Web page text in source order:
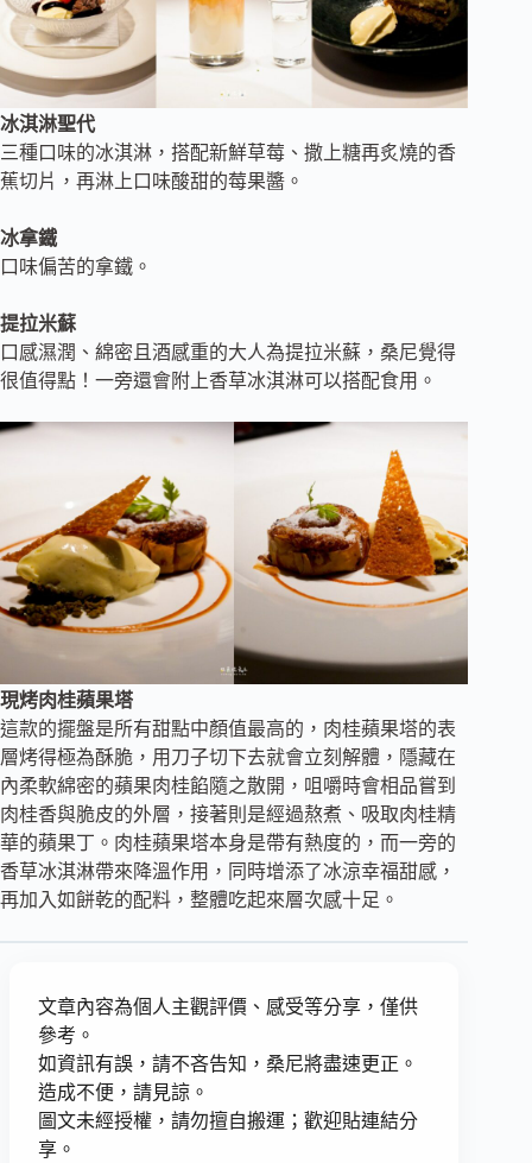
冰淇淋聖代
三種口味的冰淇淋，搭配新鮮草莓、撒上糖再炙燒的香
蕉切片，再淋上口味酸甜的莓果醬。
冰拿鐵
口味偏苦的拿鐵。
提拉米蘇
口感濕潤、綿密且酒感重的大人為提拉米蘇，桑尼覺得
很值得點！一旁還會附上香草冰淇淋可以搭配食用。
現烤肉桂蘋果塔
這款的擺盤是所有甜點中顏值最高的，肉桂蘋果塔的表
層烤得極為酥脆，用刀子切下去就會立刻解體，隱藏在
內柔軟綿密的蘋果肉桂餡隨之散開，咀嚼時會相品嘗到
肉桂香與脆皮的外層，接著則是經過熬煮、吸取肉桂精
華的蘋果丁。肉桂蘋果塔本身是帶有熱度的，而一旁的
香草冰淇淋帶來降溫作用，同時增添了冰涼幸福甜感，
再加入如餅乾的配料，整體吃起來層次感十足。
文章內容為個人主觀評價、感受等分享，僅供
參考。
如資訊有誤，請不吝告知，桑尼將盡速更正。
造成不便，請見諒。
圖文未經授權，請勿擅自搬運；歡迎貼連結分
享。